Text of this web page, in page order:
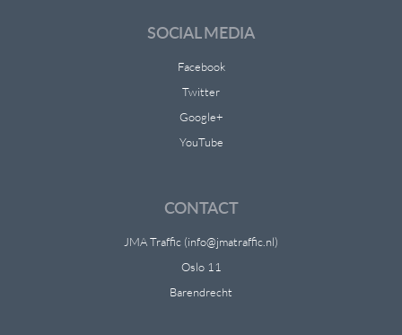
SOCIAL MEDIA
Facebook
Twitter
Google+
YouTube
CONTACT
JMA Traffic (info@jmatraffic.nl)
Oslo 11
Barendrecht